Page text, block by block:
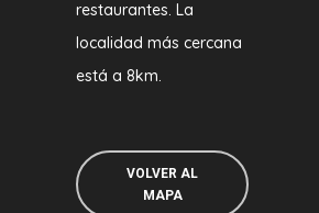
restaurantes. La
localidad más cercana
está a 8km.
VOLVER AL
MAPA